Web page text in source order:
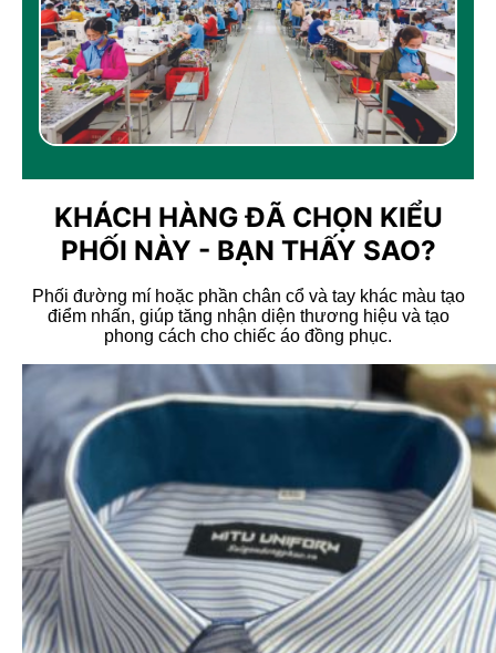
KHÁCH HÀNG ĐÃ CHỌN KIỂU
PHỐI NÀY - BẠN THẤY SAO?
Phối đường mí hoặc phần chân cổ và tay khác màu tạo
điểm nhấn, giúp tăng nhận diện thương hiệu và tạo
phong cách cho chiếc áo đồng phục.